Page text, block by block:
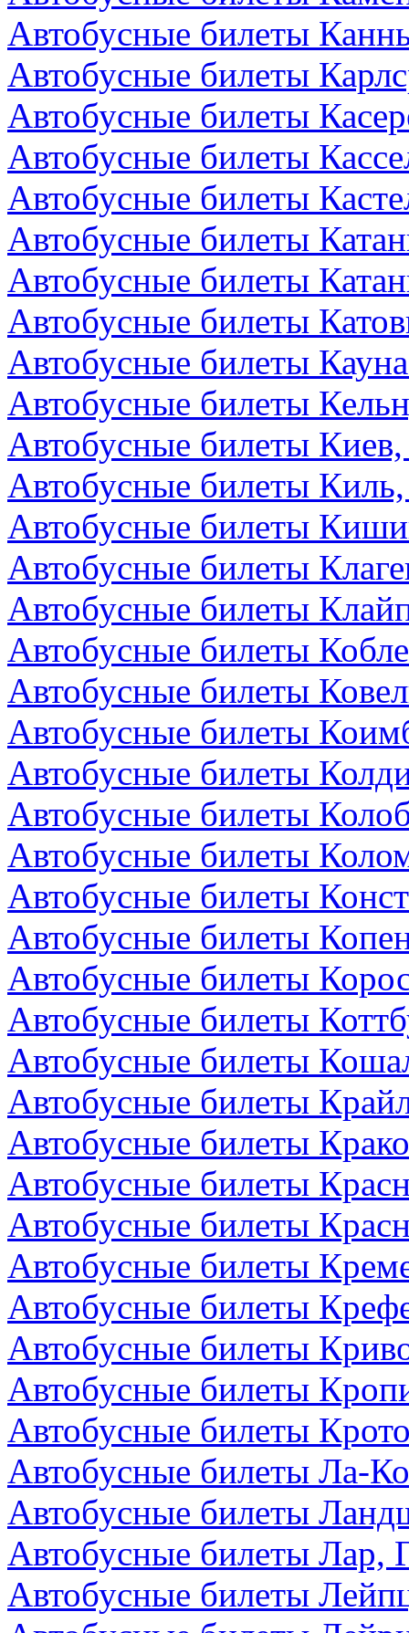
Автобусные билеты
Автобусные билеты
Автобусные билеты
Автобусные билеты
Автобусные билеты
Автобусные билеты
Автобусные билеты
Автобусные билеты
Автобусные билеты
Автобусные билеты
Автобусные билеты
Автобусные билеты
Автобусные билеты
Автобусные билеты
Автобусные билеты
Автобусные билеты
Автобусные билеты
Автобусные билеты
Автобусные билеты
Автобусные билеты
Автобусные билеты
Автобусные билеты
Автобусные билеты
Автобусные билеты
Автобусные билеты
Автобусные билеты
Автобусные билеты
Автобусные билеты
Автобусные билеты
Автобусные билеты
Автобусные билеты
Автобусные билеты
Автобусные билеты
Автобусные билеты
Автобусные билеты
Автобусные билеты Ла-
Автобусные билеты
Автобусные билеты Лар,
Автобусные билеты